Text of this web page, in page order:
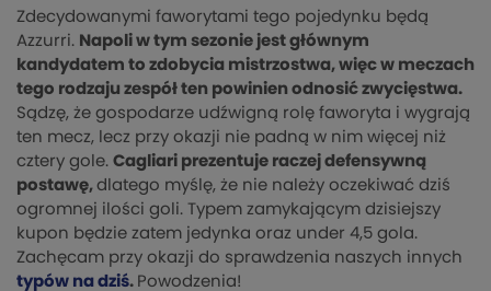
Zdecydowanymi faworytami tego pojedynku będą
Azzurri. Napoli w tym sezonie jest głównym
kandydatem to zdobycia mistrzostwa, więc w meczach
tego rodzaju zespół ten powinien odnosić zwycięstwa.
Sądzę, że gospodarze udźwigną rolę faworyta i wygrają
ten mecz, lecz przy okazji nie padną w nim więcej niż
cztery gole. Cagliari prezentuje raczej defensywną
postawę, dlatego myślę, że nie należy oczekiwać dziś
ogromnej ilości goli. Typem zamykającym dzisiejszy
kupon będzie zatem jedynka oraz under 4,5 gola.
Zachęcam przy okazji do sprawdzenia naszych innych
typów na dziś. Powodzenia!